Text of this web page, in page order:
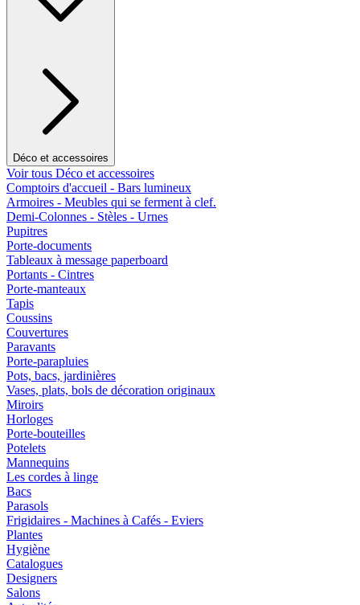
Déco et accessoires
Voir tous Déco et accessoires
Comptoirs d'accueil - Bars lumineux
Armoires - Meubles qui se ferment à clef.
Demi-Colonnes - Stèles - Urnes
Pupitres
Porte-documents
Tableaux à message paperboard
Portants - Cintres
Porte-manteaux
Tapis
Coussins
Couvertures
Paravants
Porte-parapluies
Pots, bacs, jardinières
Vases, plats, bols de décoration originaux
Miroirs
Horloges
Porte-bouteilles
Potelets
Mannequins
Les cordes à linge
Bacs
Parasols
Frigidaires - Machines à Cafés - Eviers
Plantes
Hygiène
Catalogues
Designers
Salons